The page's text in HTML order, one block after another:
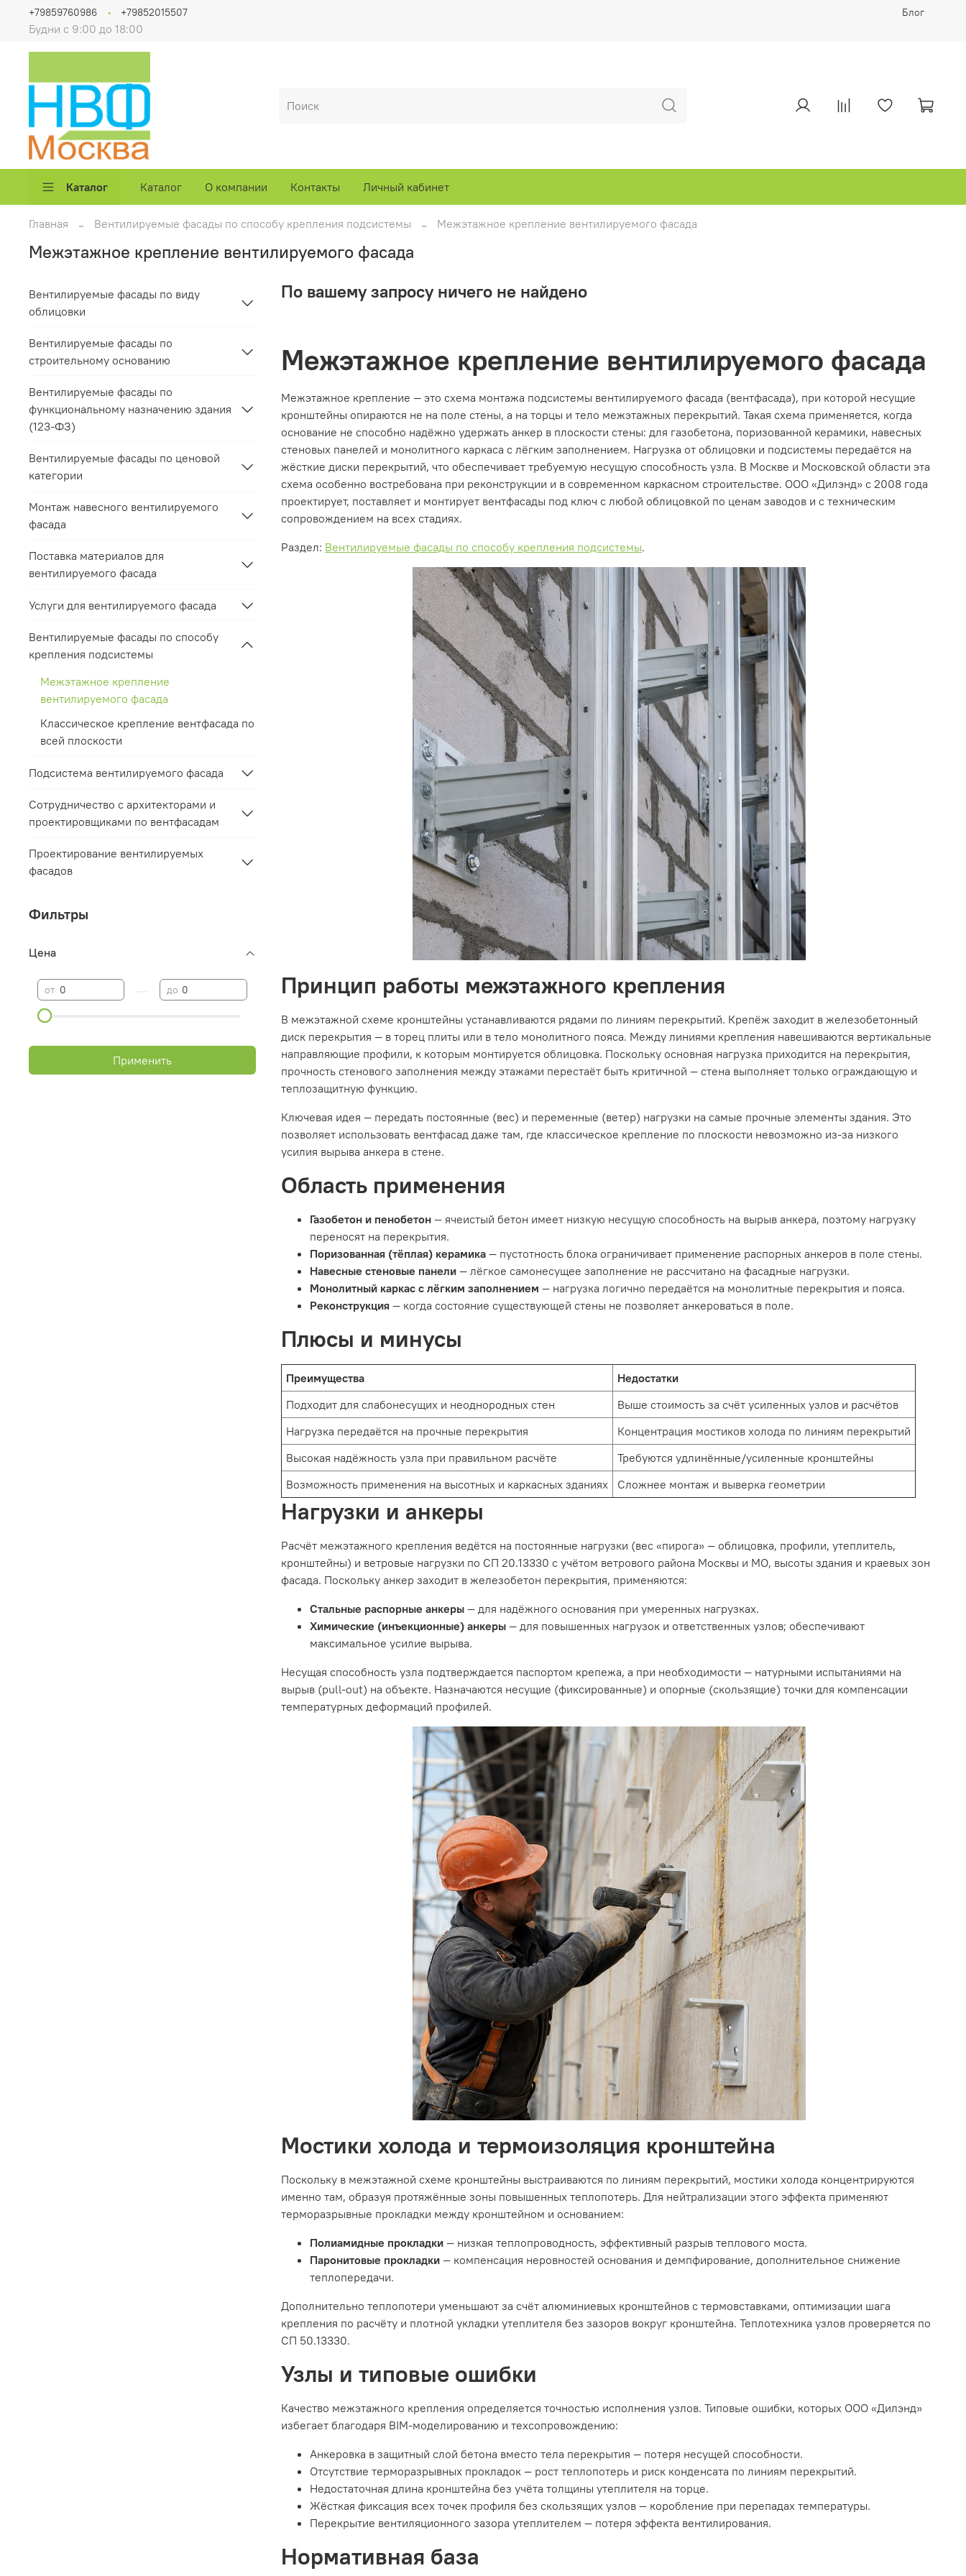
Блог
Будни с 9:00 до 18:00
+79859760986 +79852015507
Каталог Каталог О компании Контакты Личный кабинет
Главная Вентилируемые фасады по способу крепления подсистемы Межэтажное крепление вентилируемого фасада
Межэтажное крепление вентилируемого фасада
По вашему запросу ничего не найдено
Межэтажное крепление вентилируемого фасада
Межэтажное крепление — это схема монтажа подсистемы вентилируемого фасада (вентфасада), при которой несущие
кронштейны опираются не на поле стены, а на торцы и тело межэтажных перекрытий. Такая схема применяется, когда
основание не способно надёжно удержать анкер в плоскости стены: для газобетона, поризованной керамики, навесных
стеновых панелей и монолитного каркаса с лёгким заполнением. Нагрузка от облицовки и подсистемы передаётся на
жёсткие диски перекрытий, что обеспечивает требуемую несущую способность узла. В Москве и Московской области эта
схема особенно востребована при реконструкции и в современном каркасном строительстве. ООО «Дилэнд» с 2008 года
проектирует, поставляет и монтирует вентфасады под ключ с любой облицовкой по ценам заводов и с техническим
сопровождением на всех стадиях.
Раздел: Вентилируемые фасады по способу крепления подсистемы.
Принцип работы межэтажного крепления
В межэтажной схеме кронштейны устанавливаются рядами по линиям перекрытий. Крепёж заходит в железобетонный
диск перекрытия — в торец плиты или в тело монолитного пояса. Между линиями крепления навешиваются вертикальные
направляющие профили, к которым монтируется облицовка. Поскольку основная нагрузка приходится на перекрытия,
прочность стенового заполнения между этажами перестаёт быть критичной — стена выполняет только ограждающую и
теплозащитную функцию.
Ключевая идея — передать постоянные (вес) и переменные (ветер) нагрузки на самые прочные элементы здания. Это
позволяет использовать вентфасад даже там, где классическое крепление по плоскости невозможно из-за низкого
усилия вырыва анкера в стене.
Область применения
Газобетон и пенобетон — ячеистый бетон имеет низкую несущую способность на вырыв анкера, поэтому нагрузку
переносят на перекрытия.
Поризованная (тёплая) керамика — пустотность блока ограничивает применение распорных анкеров в поле стены.
Навесные стеновые панели — лёгкое самонесущее заполнение не рассчитано на фасадные нагрузки.
Монолитный каркас с лёгким заполнением — нагрузка логично передаётся на монолитные перекрытия и пояса.
Реконструкция — когда состояние существующей стены не позволяет анкероваться в поле.
Плюсы и минусы
Преимущества
Недостатки
Подходит для слабонесущих и неоднородных стен
Выше стоимость за счёт усиленных узлов и расчётов
Нагрузка передаётся на прочные перекрытия
Концентрация мостиков холода по линиям перекрытий
Высокая надёжность узла при правильном расчёте
Требуются удлинённые/усиленные кронштейны
Возможность применения на высотных и каркасных зданиях
Сложнее монтаж и выверка геометрии
Нагрузки и анкеры
Расчёт межэтажного крепления ведётся на постоянные нагрузки (вес «пирога» — облицовка, профили, утеплитель,
кронштейны) и ветровые нагрузки по СП 20.13330 с учётом ветрового района Москвы и МО, высоты здания и краевых зон
фасада. Поскольку анкер заходит в железобетон перекрытия, применяются:
Стальные распорные анкеры — для надёжного основания при умеренных нагрузках.
Химические (инъекционные) анкеры — для повышенных нагрузок и ответственных узлов; обеспечивают
максимальное усилие вырыва.
Несущая способность узла подтверждается паспортом крепежа, а при необходимости — натурными испытаниями на
вырыв (pull-out) на объекте. Назначаются несущие (фиксированные) и опорные (скользящие) точки для компенсации
температурных деформаций профилей.
Мостики холода и термоизоляция кронштейна
Поскольку в межэтажной схеме кронштейны выстраиваются по линиям перекрытий, мостики холода концентрируются
именно там, образуя протяжённые зоны повышенных теплопотерь. Для нейтрализации этого эффекта применяют
терморазрывные прокладки между кронштейном и основанием:
Полиамидные прокладки — низкая теплопроводность, эффективный разрыв теплового моста.
Паронитовые прокладки — компенсация неровностей основания и демпфирование, дополнительное снижение
теплопередачи.
Дополнительно теплопотери уменьшают за счёт алюминиевых кронштейнов с термовставками, оптимизации шага
крепления по расчёту и плотной укладки утеплителя без зазоров вокруг кронштейна. Теплотехника узлов проверяется по
СП 50.13330.
Узлы и типовые ошибки
Качество межэтажного крепления определяется точностью исполнения узлов. Типовые ошибки, которых ООО «Дилэнд»
избегает благодаря BIM-моделированию и техсопровождению:
Анкеровка в защитный слой бетона вместо тела перекрытия — потеря несущей способности.
Отсутствие терморазрывных прокладок — рост теплопотерь и риск конденсата по линиям перекрытий.
Недостаточная длина кронштейна без учёта толщины утеплителя на торце.
Жёсткая фиксация всех точек профиля без скользящих узлов — коробление при перепадах температуры.
Перекрытие вентиляционного зазора утеплителем — потеря эффекта вентилирования.
Нормативная база
Вентилируемые фасады по виду
облицовки
Вентилируемые фасады по
строительному основанию
Вентилируемые фасады по
функциональному назначению здания
(123-ФЗ)
Вентилируемые фасады по ценовой
категории
Монтаж навесного вентилируемого
фасада
Поставка материалов для
вентилируемого фасада
Услуги для вентилируемого фасада
Вентилируемые фасады по способу
крепления подсистемы
Межэтажное крепление
вентилируемого фасада
Классическое крепление вентфасада по
всей плоскости
Подсистема вентилируемого фасада
Сотрудничество с архитекторами и
проектировщиками по вентфасадам
Проектирование вентилируемых
фасадов
Фильтры
Цена
от до
Применить